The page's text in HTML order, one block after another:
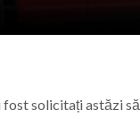
solicitați astăzi